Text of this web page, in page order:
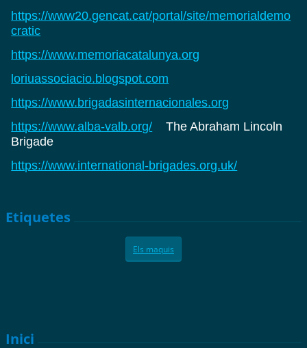
https://www20.gencat.cat/portal/site/memorialdemo
cratic
https://www.memoriacatalunya.org
loriuassociacio.blogspot.com
https://www.brigadasinternacionales.org
https://www.alba-valb.org/ The Abraham Lincoln
Brigade
https://www.international-brigades.org.uk/
Etiquetes
Els maquis
Inici